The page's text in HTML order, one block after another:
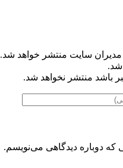
سایت منتشر خواهد شد.
شد.
باشد منتشر نخواهد شد.
که دوباره دیدگاهی می‌نویسم.